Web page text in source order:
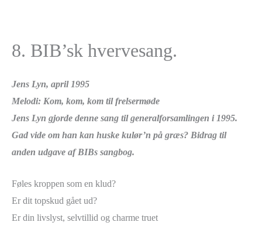
8. BIB’sk hvervesang.
Jens Lyn, april 1995
Melodi: Kom, kom, kom til frelsermøde
Jens Lyn gjorde denne sang til generalforsamlingen i 1995.
Gad vide om han kan huske kulør’n på græs? Bidrag til
anden udgave af BIBs sangbog.
Føles kroppen som en klud?
Er dit topskud gået ud?
Er din livslyst, selvtillid og charme truet